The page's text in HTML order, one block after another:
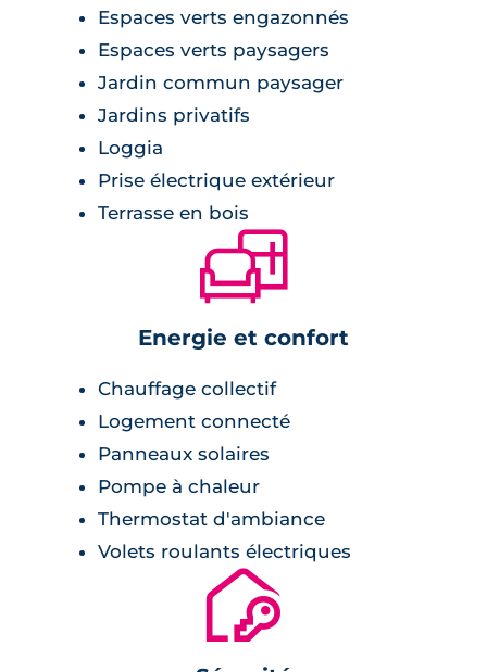
Espaces verts engazonnés
Espaces verts paysagers
Jardin commun paysager
Jardins privatifs
Loggia
Prise électrique extérieur
Terrasse en bois
🛋
Energie et confort
Chauffage collectif
Logement connecté
Panneaux solaires
Pompe à chaleur
Thermostat d'ambiance
Volets roulants électriques
🔐